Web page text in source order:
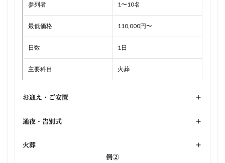
参列者 1〜10名
最低価格 110,000円〜
日数 1日
主要科目 火葬
お迎え・ご安置 +
通夜・告別式 +
火葬
+
例②